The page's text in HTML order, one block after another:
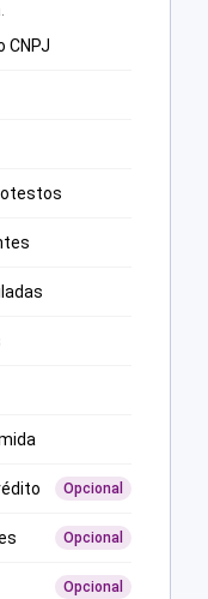
CNPJ
Opcional
Opcional
Opcional